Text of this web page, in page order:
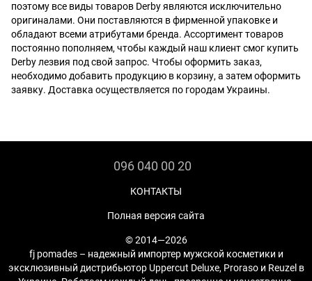
поэтому все виды товаров Derby являются исключительно
оригиналами. Они поставляются в фирменной упаковке и
обладают всеми атрибутами бренда. Ассортимент товаров
постоянно пополняем, чтобы каждый наш клиент смог купить
Derby лезвия под свой запрос. Чтобы оформить заказ,
необходимо добавить продукцию в корзину, а затем оформить
заявку. Доставка осуществляется по городам Украины.
096 040 00 20
КОНТАКТЫ
Полная версия сайта
© 2014—2026
fj pomades – надежный импортер мужской косметики и
эксклюзивный дистрибьютор Uppercut Deluxe, Proraso и Reuzel в